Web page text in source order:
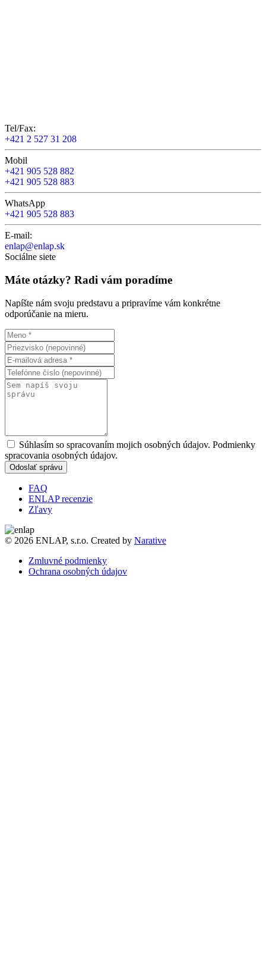
Tel/Fax:
+421 2 527 31 208
Mobil
+421 905 528 882
+421 905 528 883
WhatsApp
+421 905 528 883
E-mail:
enlap@enlap.sk
Sociálne siete
Máte otázky? Radi vám poradíme
Napíšte nám svoju predstavu a pripravíme vám konkrétne
odporúčanie na mieru.
Súhlasím so spracovaním mojich osobných údajov. Podmienky
spracovania osobných údajov.
Odoslať správu
FAQ
ENLAP recenzie
Zľavy
© 2026 ENLAP, s.r.o. Created by Narative
Zmluvné podmienky
Ochrana osobných údajov